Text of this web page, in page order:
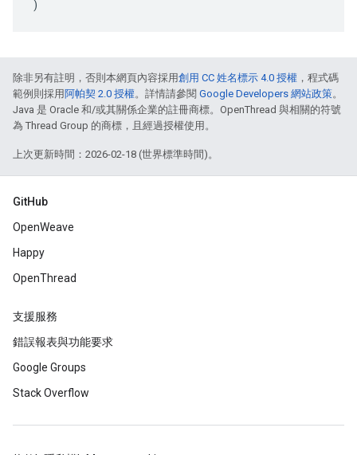
)
除非另有註明，否則本網頁內容採用創用 CC 姓名標示 4.0 授權 ，程式碼
範例則採用 阿帕契 2.0 授權。詳情請參閱 Google Developers 網站政策。
Java 是 Oracle 和/或其關係企業的註冊商標。OpenThread 與相關的符號
為 Thread Group 的商標，且經過授權使用。
上次更新時間：2026-02-18 (世界標準時間)。
GitHub
OpenWeave
Happy
OpenThread
支援服務
錯誤報表與功能要求
Google Groups
Stack Overflow